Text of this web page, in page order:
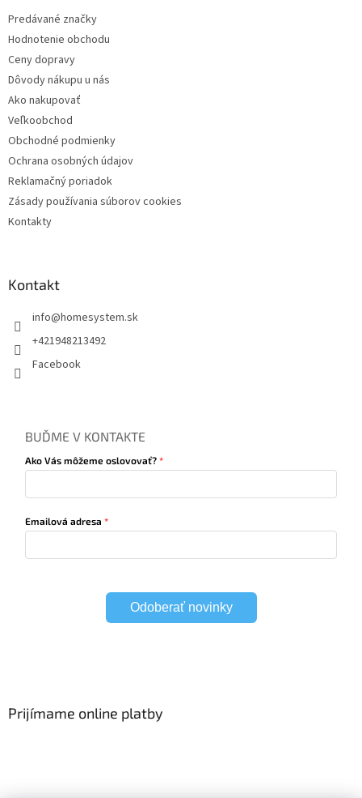
Predávané značky
Hodnotenie obchodu
Ceny dopravy
Dôvody nákupu u nás
Ako nakupovať
Veľkoobchod
Obchodné podmienky
Ochrana osobných údajov
Reklamačný poriadok
Zásady používania súborov cookies
Kontakty
Kontakt
info@homesystem.sk
+421948213492
Facebook
BUĎME V KONTAKTE
Ako Vás môžeme oslovovať?
Emailová adresa
Odoberať novinky
Prijímame online platby